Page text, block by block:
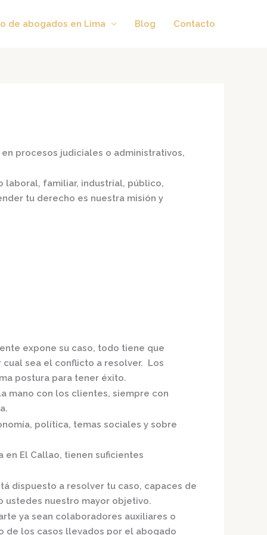
de abogados en Lima Blog Contacto
procesos judiciales o administrativos,
laboral, familiar, industrial, público,
tu derecho es nuestra misión y
expone su caso, todo tiene que
sea el conflicto a resolver. Los
postura para tener éxito.
mano con los clientes, siempre con
política, temas sociales y sobre
en El Callao, tienen suficientes
dispuesto a resolver tu caso, capaces de
ustedes nuestro mayor objetivo.
ya sean colaboradores auxiliares o
de los casos llevados por el abogado